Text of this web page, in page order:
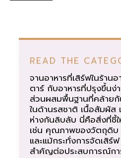
READ THE
จานอาหารที่เสิร์ฟในร้าน
ตาร์ กับอาหารที่ปรุงขึ้นง่
ส่วนผสมพื้นฐานที่คล้าย
ในด้านรสชาติ เนื้อสัมผั
ห่างกันลิบลับ นี่คือสิ่งที่ชี้
เช่น คุณภาพของวัตถุดิบ
และแม้กระทั่งการจัดเสิ
สำคัญต่อประสบการณ์ก